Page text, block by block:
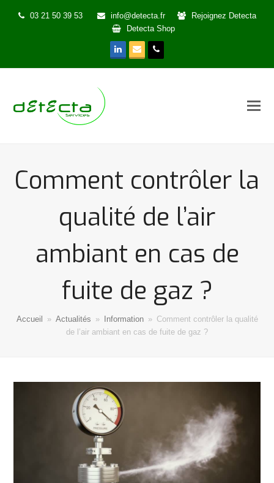
03 21 50 39 53 info@detecta.fr
Rejoignez Detecta
Detecta Shop
LinkedIn
EmailPhone
Comment contrôler la
qualité de l’air
ambiant en cas de
fuite de gaz ?
Accueil » Actualités » Information » Comment contrôler la qualité
de l’air ambiant en cas de fuite de gaz ?